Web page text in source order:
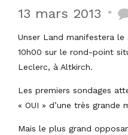
13 mars 2013
Unser Land manifestera
10h00 sur le rond-point
Leclerc, à Altkirch.
Les premiers sondages
« OUI » d’une très grande
Mais le plus grand